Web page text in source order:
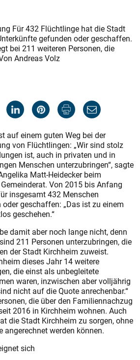
Für 432 Flüchtlinge hat die Stadt
gefunden oder geschaffen.
bei 211 weiteren Personen, die
Andreas Volz
auf einem guten Weg bei der
von Flüchtlingen: „Wir sind stolz
ist, auch in privaten und in
Menschen unterzubringen“, sagte
Matt-Heidecker beim
Von 2015 bis Anfang
insgesamt 432 Menschen
geschaffen: „Das ist zu einem
geschehen.“
damit aber noch lange nicht, denn
211 Personen unterzubringen, die
der Stadt Kirchheim zuweist.
dieses Jahr 14 weitere
die einst als unbegleitete
waren, inzwischen aber volljährig
nicht auf die Quote anrechenbar.“
die über den Familiennachzug
2016 in Kirchheim wohnen. Auch
die Stadt Kirchheim zu sorgen, ohne
angerechnet werden können.
sich